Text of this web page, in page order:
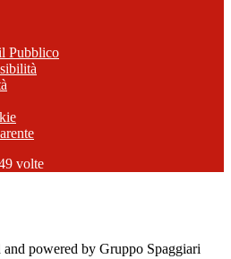
Pubblico
volte
powered by Gruppo Spaggiari